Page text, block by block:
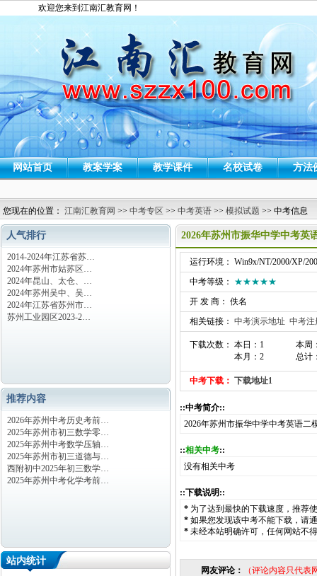
欢迎您来到江南汇教育网！
网站首页 教案学案 教学课件 名校试卷 方法
您现在的位置： 江南汇教育网 >> 中考专区 >> 中考英语 >> 模拟试题 >> 中考信息
人气排行
2014-2024年江苏省苏…
2024年苏州市姑苏区…
2024年昆山、太仓、…
2024年苏州吴中、吴…
2024年江苏省苏州市…
苏州工业园区2023-2…
推荐内容
2026年苏州中考历史考前…
2025年苏州市初三数学零…
2025年苏州中考数学压轴…
2025年苏州市初三道德与…
西附初中2025年初三数学…
2025年苏州中考化学考前…
站内统计
2026年苏州市振华中学中考英
运行环境： Win9x/NT/2000/XP/
中考等级： ★★★★★
开 发 商： 佚名
相关链接： 中考演示地址 中考注
下载次数： 本日：1
本月：2
本周
总计
中考下载： 下载地址1
::中考简介::
2026年苏州市振华中学中考英语二
::相关中考::
没有相关中考
::下载说明::
* 为了达到最快的下载速度，推荐
* 如果您发现该中考不能下载，请
* 未经本站明确许可，任何网站不
网友评论： （评论内容只代